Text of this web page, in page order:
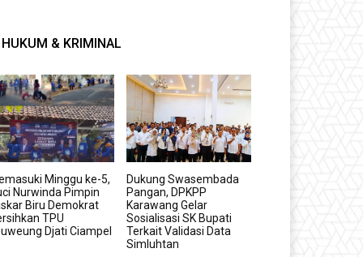
HUKUM & KRIMINAL
Minggu ke-5,
Nurwinda Pimpin
Biru Demokrat
TPU
Djati Ciampel
Dukung Swasembada
Pangan, DPKPP
Karawang Gelar
Sosialisasi SK Bupati
Terkait Validasi Data
Simluhtan